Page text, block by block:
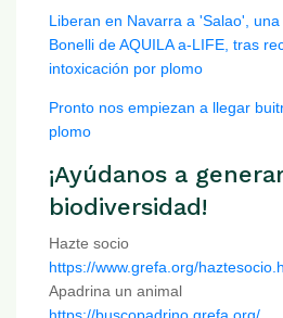
Liberan en Navarra a 'Salao',
Bonelli de AQUILA a-LIFE, tras
intoxicación por plomo
Pronto nos empiezan a llegar
plomo
¡Ayúdanos a
biodiversidad!
Hazte socio
https://www.grefa.org/
Apadrina un animal